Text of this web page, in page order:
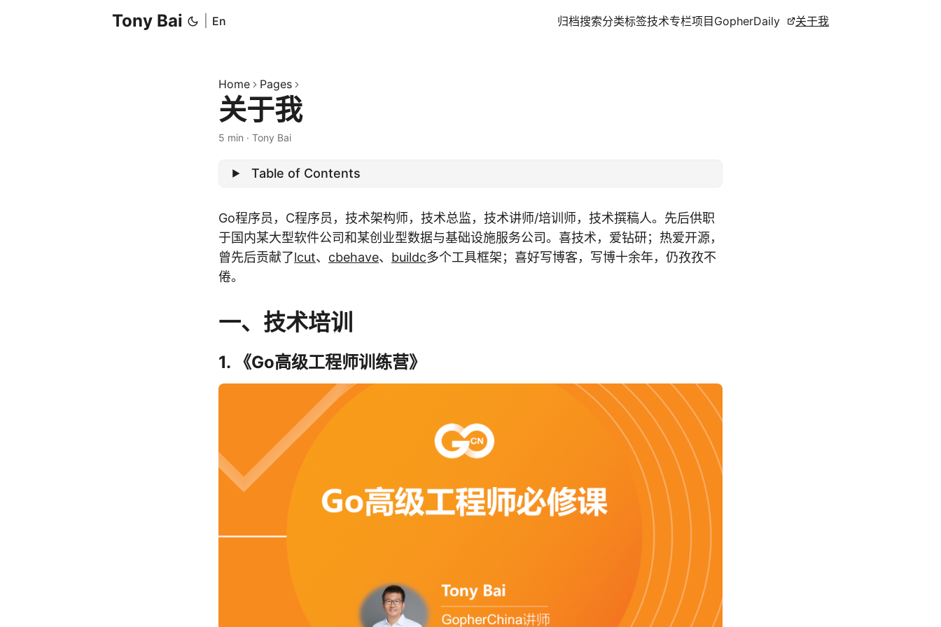
Tony Bai En 归档搜索分类标签技术专栏项目 GopherDaily 关于我
Home Pages
关于我
5 min · Tony Bai
Table of Contents
Go程序员，C程序员，技术架构师，技术总监，技术讲师/培训师，技术撰稿人。先后供职
于国内某大型软件公司和某创业型数据与基础设施服务公司。喜技术，爱钻研；热爱开源，
曾先后贡献了lcut、 cbehave、 buildc多个工具框架；喜好写博客，写博十余年，仍孜孜不
倦。
一、技术培训
1. 《Go高级工程师训练营》